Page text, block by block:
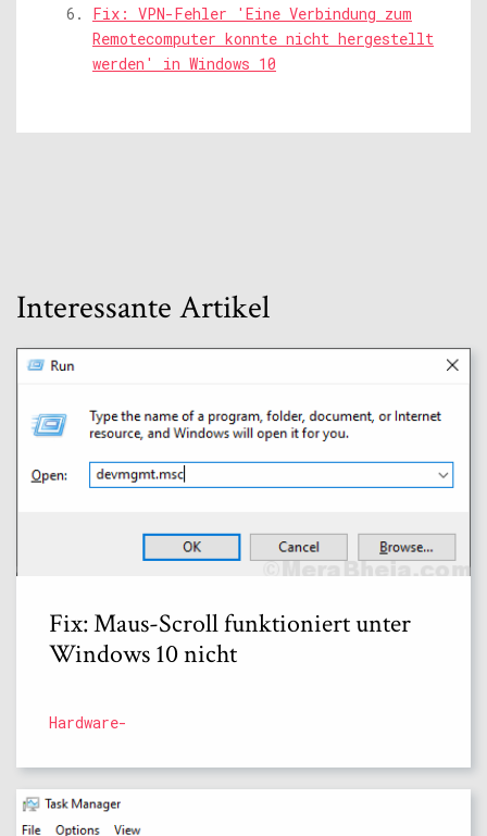
Fix: VPN-Fehler 'Eine Verbindung zum
Remotecomputer konnte nicht hergestellt
werden' in Windows 10
Interessante Artikel
Fix: Maus-Scroll funktioniert unter
Windows 10 nicht
Hardware-